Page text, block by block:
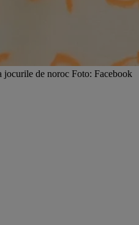
jocurile de noroc Foto: Facebook